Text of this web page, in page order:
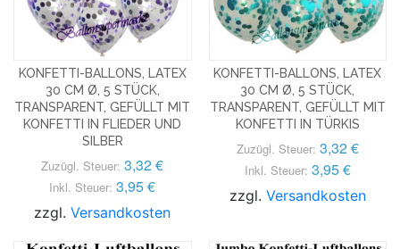
KONFETTI-BALLONS, LATEX
30 CM Ø, 5 STÜCK,
TRANSPARENT, GEFÜLLT MIT
KONFETTI IN FLIEDER UND
SILBER
Zuzügl. Steuer: 3,32 €
Inkl. Steuer: 3,95 €
zzgl.Versandkosten
KONFETTI-BALLONS, LATEX
30 CM Ø, 5 STÜCK,
TRANSPARENT, GEFÜLLT MIT
KONFETTI IN TÜRKIS
Zuzügl. Steuer: 3,32 €
Inkl. Steuer: 3,95 €
zzgl. Versandkosten